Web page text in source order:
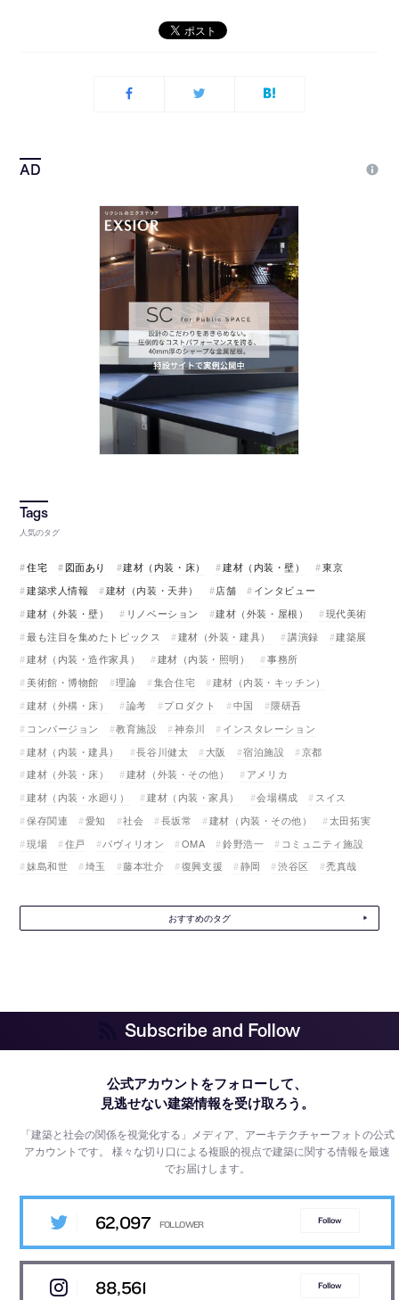
人気のタグ
住宅 図面あり 建材（内装・床） 建材（内装・壁）
東京
建築求人情報
建材（内装・天井） 店舗
インタビュー
建材（外装・壁）
リノベーション 建材（外装・屋根）
現代美術
最も注目を集めたトピックス
建材（外装・建具） 講演録
建築展
建材（内装・造作家具）
建材（内装・照明）
事務所
美術館・博物館
理論 集合住宅
建材（内装・キッチン）
建材（外構・床）
論考 プロダクト 中国
隈研吾
コンバージョン
教育施設 神奈川
インスタレーション
建材（内装・建具）
長谷川健太 大阪 宿泊施設
京都
建材（外装・床）
建材（外装・その他）
アメリカ
建材（内装・水廻り）
建材（内装・家具） 会場構成
スイス
保存関連
愛知 社会 長坂常 建材（内装・その他）
太田拓実
現場
住戸 パヴィリオン OMA 鈴野浩一
コミュニティ施設
妹島和世
埼玉 藤本壮介 復興支援 静岡 渋谷区 禿真哉
おすすめのタグ
Subscribe and Follow
公式アカウントをフォローして、
見逃せない建築情報を受け取ろう。
「建築と社会の関係を視覚化する」メディア、アーキテクチャーフォトの公式
アカウントです。様々な切り口による複眼的視点で建築に関する情報を最速
でお届けします。
62,097 Follow
88,561 Follow